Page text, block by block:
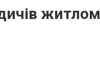
житлом